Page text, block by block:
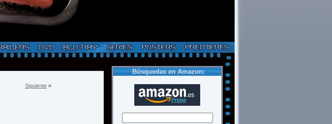
Búsquedas en Amazon:
Siguiente »